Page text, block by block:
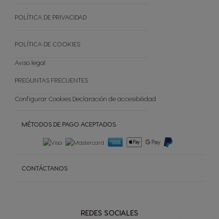
Reciclar Capsulas
Tienda Exclusiva
REDES SOCIALES
MÉTODOS DE PAGO ACEPTADOS
CONTÁCTANOS
POLÍTICA DE PRIVACIDAD
POLÍTICA DE COOKIES
Aviso legal
PREGUNTAS FRECUENTES
Configurar Cookies Declaración de accesibilidad